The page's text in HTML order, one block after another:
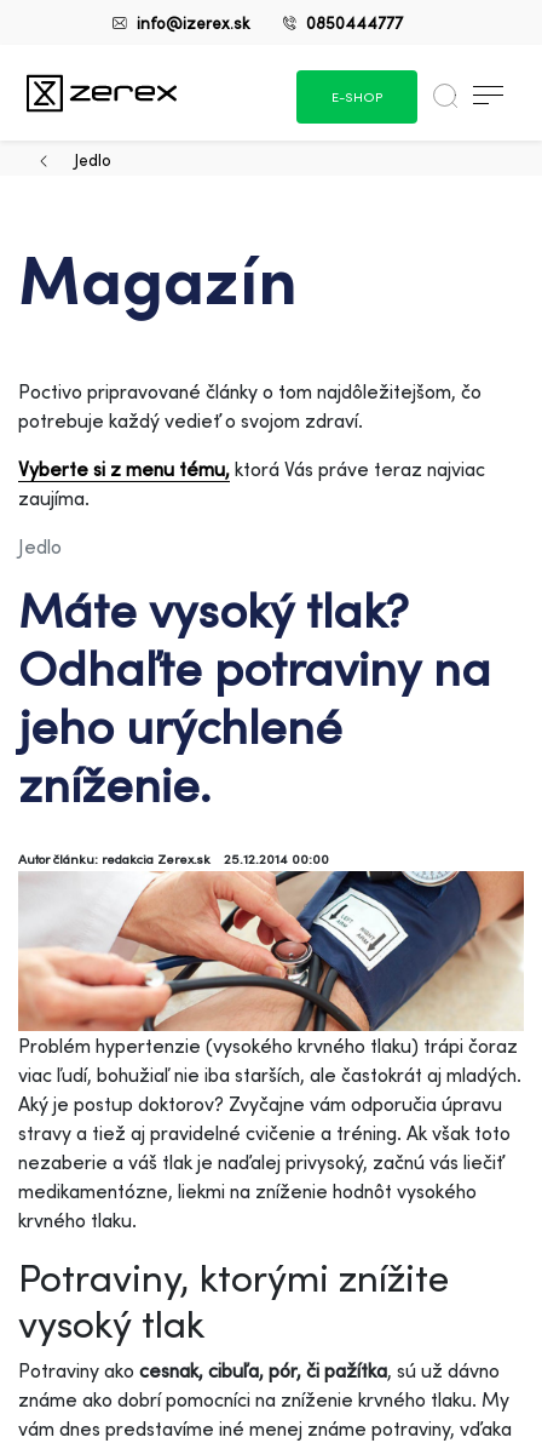
info@izerex.sk 0850444777
E-SHOP
Jedlo
Magazín
Poctivo pripravované články o tom najdôležitejšom, čo
potrebuje každý vedieť o svojom zdraví.
Vyberte si z menu tému, ktorá Vás práve teraz najviac
zaujíma.
Jedlo
Máte vysoký tlak?
Odhaľte potraviny na
jeho urýchlené
zníženie.
Autor článku: redakcia Zerex.sk 25.12.2014 00:00
Problém hypertenzie (vysokého krvného tlaku) trápi čoraz
viac ľudí, bohužiaľ nie iba starších, ale častokrát aj mladých.
Aký je postup doktorov? Zvyčajne vám odporučia úpravu
stravy a tiež aj pravidelné cvičenie a tréning. Ak však toto
nezaberie a váš tlak je naďalej privysoký, začnú vás liečiť
medikamentózne, liekmi na zníženie hodnôt vysokého
krvného tlaku.
Potraviny, ktorými znížite
vysoký tlak
Potraviny ako cesnak, cibuľa, pór, či pažítka, sú už dávno
známe ako dobrí pomocníci na zníženie krvného tlaku. My
vám dnes predstavíme iné menej známe potraviny, vďaka